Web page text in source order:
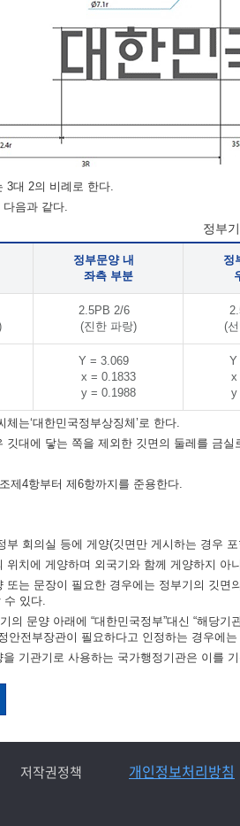
3대 2의 비례로 한다.
음과 같다.
정부
정부문양 내
좌측 부분
정
2.5PB 2/6
(진한 파랑)
(
Y = 3.069
x = 0.1833
y = 0.1988
Y
x
y
는‘대한민국정부상징체’로 한다.
깃대에 닿는 쪽을 제외한 깃면의 둘레를 금
제4항부터 제6항까지를 준용한다.
부 회의실 등에 게양(깃면만 게시하는 경우
위치에 게양하며 외국기와 함께 게양하지 아
또는 문장이 필요한 경우에는 정부기의 깃면
수 있다.
의 문양 아래에 “대한민국정부”대신 “해당
안전부장관이 필요하다고 인정하는 경우에
기관기로 사용하는 국가행정기관은 이를
저작권정책 개인정보처리방침